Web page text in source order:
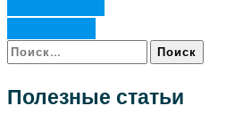
Найти:
Полезные статьи